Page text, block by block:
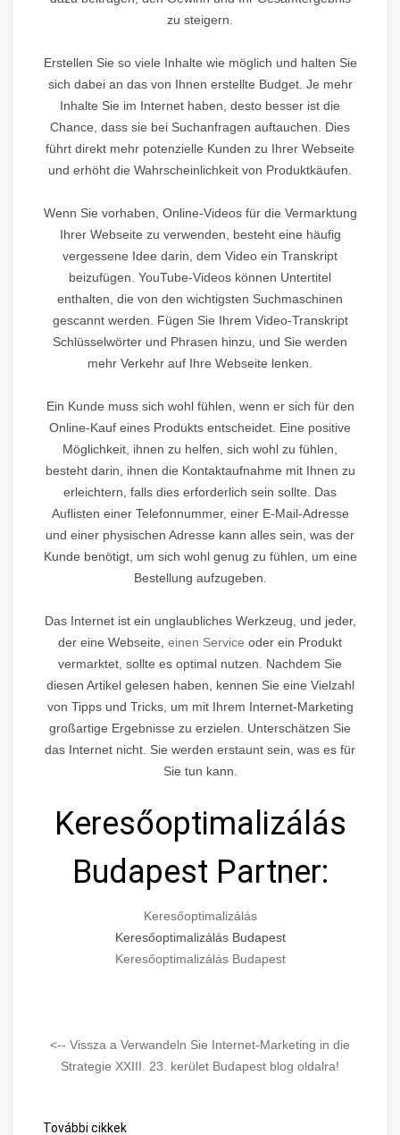
zu steigern.
Erstellen Sie so viele Inhalte wie möglich und halten Sie
sich dabei an das von Ihnen erstellte Budget. Je mehr
Inhalte Sie im Internet haben, desto besser ist die
Chance, dass sie bei Suchanfragen auftauchen. Dies
führt direkt mehr potenzielle Kunden zu Ihrer Webseite
und erhöht die Wahrscheinlichkeit von Produktkäufen.
Wenn Sie vorhaben, Online-Videos für die Vermarktung
Ihrer Webseite zu verwenden, besteht eine häufig
vergessene Idee darin, dem Video ein Transkript
beizufügen. YouTube-Videos können Untertitel
enthalten, die von den wichtigsten Suchmaschinen
gescannt werden. Fügen Sie Ihrem Video-Transkript
Schlüsselwörter und Phrasen hinzu, und Sie werden
mehr Verkehr auf Ihre Webseite lenken.
Ein Kunde muss sich wohl fühlen, wenn er sich für den
Online-Kauf eines Produkts entscheidet. Eine positive
Möglichkeit, ihnen zu helfen, sich wohl zu fühlen,
besteht darin, ihnen die Kontaktaufnahme mit Ihnen zu
erleichtern, falls dies erforderlich sein sollte. Das
Auflisten einer Telefonnummer, einer E-Mail-Adresse
und einer physischen Adresse kann alles sein, was der
Kunde benötigt, um sich wohl genug zu fühlen, um eine
Bestellung aufzugeben.
Das Internet ist ein unglaubliches Werkzeug, und jeder,
der eine Webseite, einen Service oder ein Produkt
vermarktet, sollte es optimal nutzen. Nachdem Sie
diesen Artikel gelesen haben, kennen Sie eine Vielzahl
von Tipps und Tricks, um mit Ihrem Internet-Marketing
großartige Ergebnisse zu erzielen. Unterschätzen Sie
das Internet nicht. Sie werden erstaunt sein, was es für
Sie tun kann.
Keresőoptimalizálás
Budapest Partner:
Keresőoptimalizálás
Keresőoptimalizálás Budapest
Keresőoptimalizálás Budapest
<-- Vissza a Verwandeln Sie Internet-Marketing in die
Strategie XXIII. 23. kerület Budapest blog oldalra!
További cikkek